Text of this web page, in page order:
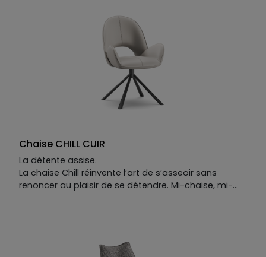
ouverte, il devient vite stratégique. Il faut une vraie
raison pour se lever du tabouret haut JOB.
Chaise CHILL CUIR
La détente assise.
La chaise Chill réinvente l’art de s’asseoir sans
renoncer au plaisir de se détendre. Mi-chaise, mi-
pour créer une silhouette fluide et enveloppante. Sa